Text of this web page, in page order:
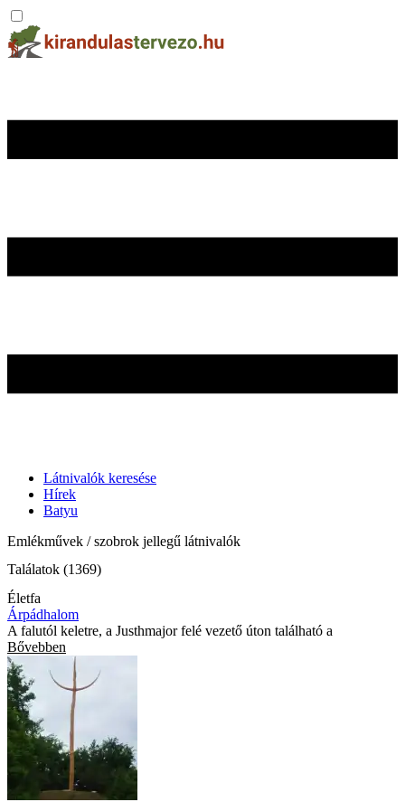
Látnivalók keresése
Hírek
Batyu
Emlékművek / szobrok jellegű látnivalók
Találatok (1369)
Életfa
Árpádhalom
A falutól keletre, a Justhmajor felé vezető úton található a
Bővebben